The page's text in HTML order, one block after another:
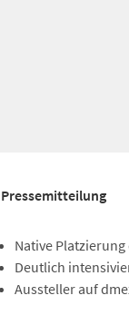
Pressemitteilung
Native
Deutlich
Aussteller auf